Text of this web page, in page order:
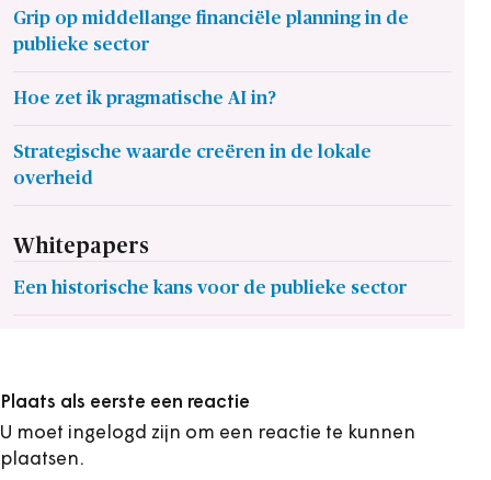
Grip op middellange financiële planning in de
publieke sector
Hoe zet ik pragmatische AI in?
Strategische waarde creëren in de lokale
overheid
Whitepapers
Een historische kans voor de publieke sector
Plaats als eerste een reactie
U moet ingelogd zijn om een reactie te kunnen
plaatsen.